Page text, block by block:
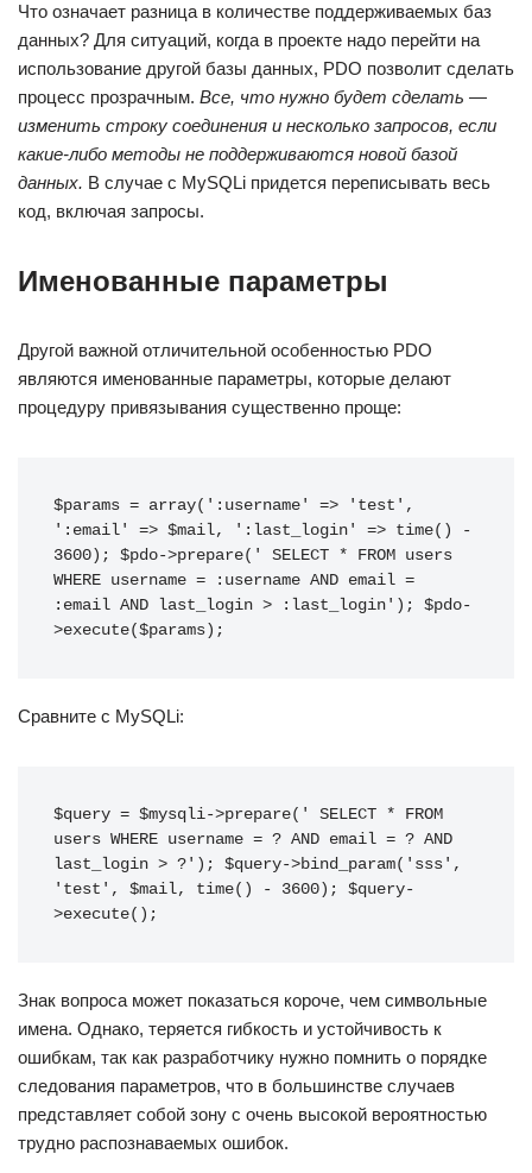
Что означает разница в количестве поддерживаемых баз
данных? Для ситуаций, когда в проекте надо перейти на
использование другой базы данных, PDO позволит сделать
процесс прозрачным. Все, что нужно будет сделать —
изменить строку соединения и несколько запросов, если
какие-либо методы не поддерживаются новой базой
данных. В случае с MySQLi придется переписывать весь
код, включая запросы.
Именованные параметры
Другой важной отличительной особенностью PDO
являются именованные параметры, которые делают
процедуру привязывания существенно проще:
$params = array(':username' => 'test',
':email' => $mail, ':last_login' => time() -
3600); $pdo->prepare(' SELECT * FROM users
WHERE username = :username AND email =
:email AND last_login > :last_login'); $pdo-
>execute($params);
Сравните с MySQLi:
$query = $mysqli->prepare(' SELECT * FROM
users WHERE username = ? AND email = ? AND
last_login > ?'); $query->bind_param('sss',
'test', $mail, time() - 3600); $query-
>execute();
Знак вопроса может показаться короче, чем символьные
имена. Однако, теряется гибкость и устойчивость к
ошибкам, так как разработчику нужно помнить о порядке
следования параметров, что в большинстве случаев
представляет собой зону с очень высокой вероятностью
трудно распознаваемых ошибок.